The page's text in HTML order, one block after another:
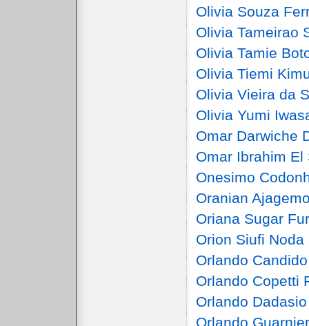
Olivia Souza
Olivia Tameirao
Olivia Tamie
Olivia Tiemi
Olivia Vieira da
Olivia Yumi
Omar Darwiche
Omar Ibrahim El
Onesimo
Oranian
Oriana Sugar
Orion Siufi Noda
Orlando
Orlando Copetti
Orlando
Orlando